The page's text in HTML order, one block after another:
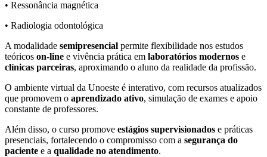
• Ressonância magnética
• Radiologia odontológica
A modalidade semipresencial permite flexibilidade nos estudos
teóricos on-line e vivência prática em laboratórios modernos e
clínicas parceiras, aproximando o aluno da realidade da profissão.
O ambiente virtual da Unoeste é interativo, com recursos atualizados
que promovem o aprendizado ativo, simulação de exames e apoio
constante de professores.
Além disso, o curso promove estágios supervisionados e práticas
presenciais, fortalecendo o compromisso com a segurança do
paciente e a qualidade no atendimento.